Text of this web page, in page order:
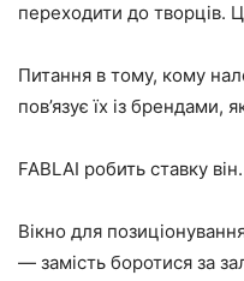
переходити до творців.
Питання в тому, кому
пов’язує їх із брендами,
FABLAI робить ставку він.
Вікно для
— замість боротися за